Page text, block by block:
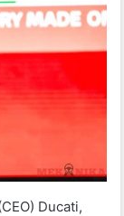
Ducati,